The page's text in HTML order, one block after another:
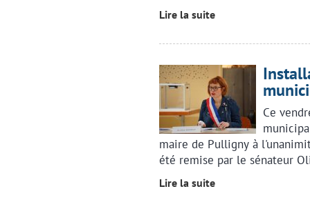
Lire la suite
Ce
maire de Pulligny à
été remise par le sénateur
Lire la suite